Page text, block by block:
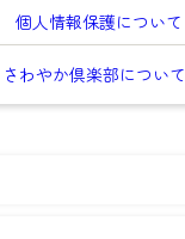
個人情報保護について
さわやか倶楽部について